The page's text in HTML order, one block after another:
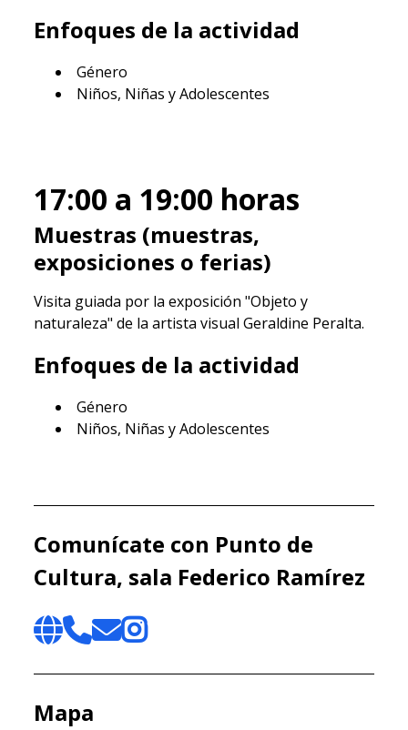
Enfoques de la actividad
Género
Niños, Niñas y Adolescentes
17:00 a 19:00 horas
Muestras (muestras,
exposiciones o ferias)
Visita guiada por la exposición "Objeto y
naturaleza" de la artista visual Geraldine Peralta.
Enfoques de la actividad
Género
Niños, Niñas y Adolescentes
Comunícate con Punto de
Cultura, sala Federico Ramírez
Mapa